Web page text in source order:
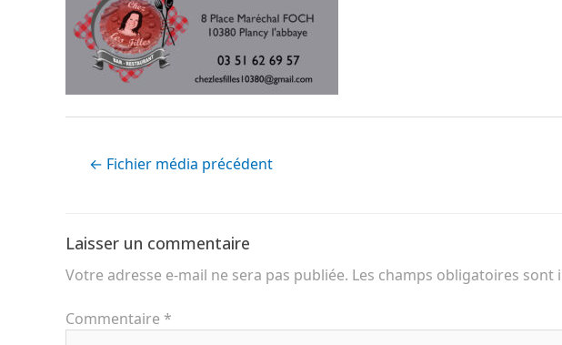
← Fichier média précédent
Laisser un commentaire
Votre adresse e-mail ne sera pas publiée. Les champs obligatoires sont
Commentaire *